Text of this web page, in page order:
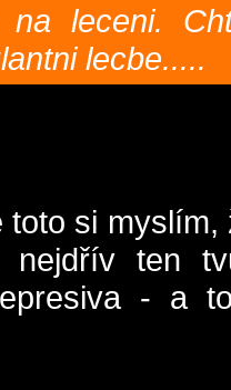
na leceni.
lecbe.....
toto si
nejdřív ten
- a